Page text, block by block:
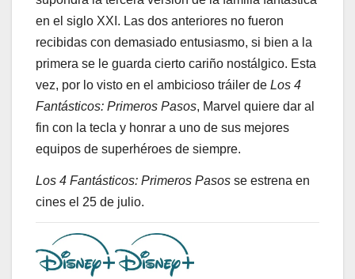
en el siglo XXI. Las dos anteriores no fueron
recibidas con demasiado entusiasmo, si bien a la
primera se le guarda cierto cariño nostálgico. Esta
vez, por lo visto en el ambicioso tráiler de Los 4
Fantásticos: Primeros Pasos, Marvel quiere dar al
fin con la tecla y honrar a uno de sus mejores
equipos de superhéroes de siempre.
Los 4 Fantásticos: Primeros Pasos se estrena en
cines el 25 de julio.